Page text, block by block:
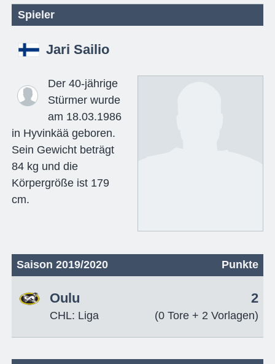
Spieler
Jari Sailio
Der 40-jährige
Stürmer wurde
am 18.03.1986
in Hyvinkää geboren.
Sein Gewicht beträgt
84 kg und die
Körpergröße ist 179
cm.
Saison 2019/2020 Punkte
Oulu
CHL: Liga
2
(0 Tore + 2 Vorlagen)